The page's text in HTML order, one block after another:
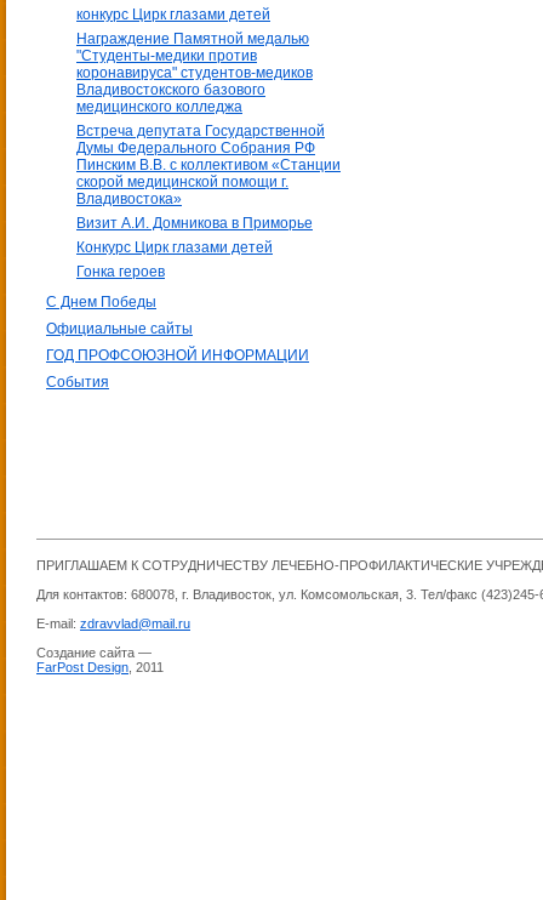
конкурс Цирк глазами детей
Награждение Памятной медалью
"Студенты-медики против
коронавируса" студентов-медиков
Владивостокского базового
медицинского колледжа
Встреча депутата Государственной
Думы Федерального Собрания РФ
Пинским В.В. с коллективом «Станции
скорой медицинской помощи г.
Владивостока»
Визит А.И. Домникова в Приморье
Конкурс Цирк глазами детей
Гонка героев
С Днем Победы
Официальные сайты
ГОД ПРОФСОЮЗНОЙ ИНФОРМАЦИИ
События
ПРИГЛАШАЕМ К СОТРУДНИЧЕСТВУ ЛЕЧЕБНО-ПРОФИЛАКТИЧЕСКИЕ
Для контактов: 680078, г. Владивосток, ул. Комсомольская, 3. Тел/факс
E-mail: zdravvlad@mail.ru
Создание сайта —
FarPost Design , 2011